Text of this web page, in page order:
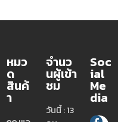
หมว
ด
สินค้
า
จำนว
นผู้เข้า
ชม
วันนี้ : 13
Soc
ial
Me
dia